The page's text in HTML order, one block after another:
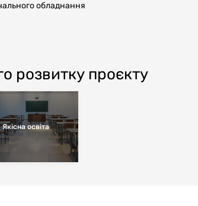
обладнання
розвитку проєкту
Якісна освіта